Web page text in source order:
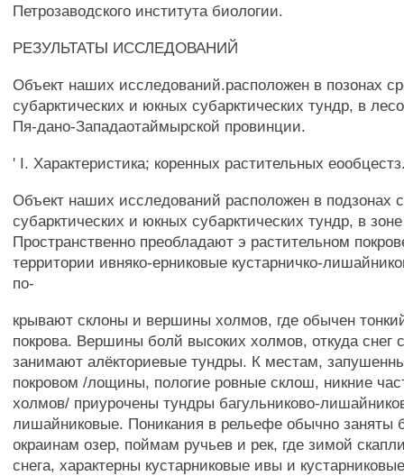
Петрозаводского института биологии.
РЕЗУЛЬТАТЫ ИССЛЕДОВАНИЙ
Объект наших исследований.расположен в позонах
субарктических и юкных субарктических тундр, в
Пя-дано-Западаотаймырской провинции.
' I. Характеристика; коренных растительных
Объект наших исследований расположен в подзонах
субарктических и юкных субарктических тундр, в
Пространственно преобладают э растительном
территории ивняко-ерниковые кустарничко-
по-
крывают склоны и вершины холмов, где обычен
покрова. Вершины болй высоких холмов, откуда снег
занимают алёкториевые тундры. К местам,
покровом /лощины, пологие ровные склош, никние
холмов/ приурочены тундры багульниково-
лишайниковые. Поникания в рельефе обычно заняты
окраинам озер, поймам ручьев и рек, где зимой
снега, характерны кустарниковые ивы и